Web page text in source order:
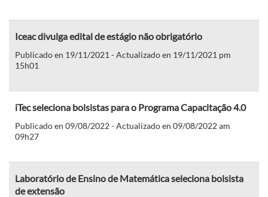
Iceac divulga edital de estágio não obrigatório
Publicado en 19/11/2021 - Actualizado en 19/11/2021 pm
15h01
iTec seleciona bolsistas para o Programa Capacitação 4.0
Publicado en 09/08/2022 - Actualizado en 09/08/2022 am
09h27
Laboratório de Ensino de Matemática seleciona bolsista
de extensão